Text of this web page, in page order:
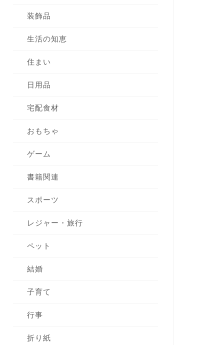
装飾品
生活の知恵
住まい
日用品
宅配食材
おもちゃ
ゲーム
書籍関連
スポーツ
レジャー・旅行
ペット
結婚
子育て
行事
折り紙